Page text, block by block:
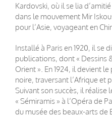
Kardovski, où il se lia
dans le mouvement Mir
pour l’Asie, voyageant en
Installé à Paris en 1920, il se
publications, dont « Dessins
Orient ». En 1924, il devient
noire, traversant l’Afrique et
Suivant son succès, il réalise
« Sémiramis » à l’Opéra de
du musée des beaux-arts de